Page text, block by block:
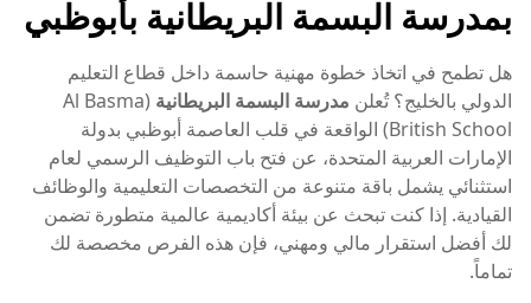
بمدرسة البسمة البريطانية بأبوظبي
هل تطمح في اتخاذ خطوة مهنية حاسمة داخل قطاع التعليم
الدولي بالخليج؟ تُعلن مدرسة البسمة البريطانية (Al Basma
British School) الواقعة في قلب العاصمة أبوظبي بدولة
الإمارات العربية المتحدة، عن فتح باب التوظيف الرسمي لعام
استثنائي يشمل باقة متنوعة من التخصصات التعليمية والوظائف
القيادية. إذا كنت تبحث عن بيئة أكاديمية عالمية متطورة تضمن
لك أفضل استقرار مالي ومهني، فإن هذه الفرص مخصصة لك
تماماً.